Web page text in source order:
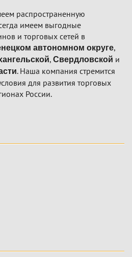
распространенную
имеем выгодные
и торговых сетей в
автономном округе,
, Свердловской и
. Наша компания стремится
для развития торговых
России.